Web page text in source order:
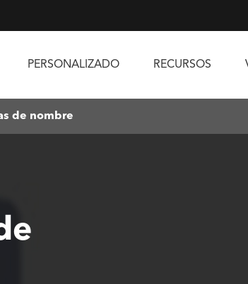
PERSONALIZADO RECURSOS
de nombre